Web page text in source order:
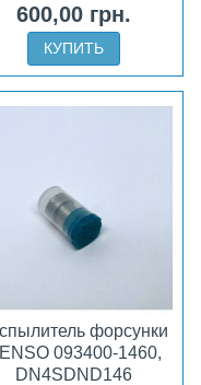
600,00 грн.
КУПИТЬ
форсунки
093400-1460,
DN4SDND146